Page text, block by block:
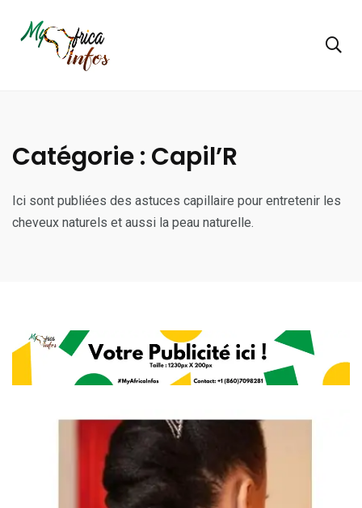
Catégorie : Capil’R
Ici sont publiées des astuces capillaire pour entretenir les
cheveux naturels et aussi la peau naturelle.